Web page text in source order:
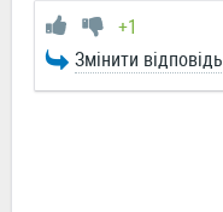
+1
Змінити